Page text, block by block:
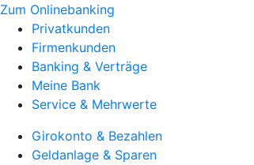
Zum Onlinebanking
Privatkunden
Firmenkunden
Banking & Verträge
Meine Bank
Service & Mehrwerte
Girokonto & Bezahlen
Geldanlage & Sparen